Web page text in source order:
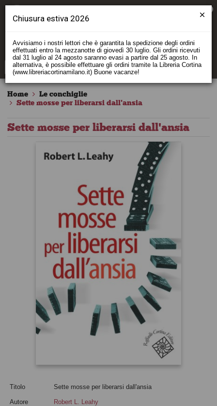
Home
Le conchiglie
Sette mosse per liberarsi dall'ansia
Sette mosse per liberarsi dall'ansia
Titolo Sette mosse per liberarsi dall'ansia
Autore Robert L. Leahy
Chiusura estiva 2026
Avvisiamo i nostri lettori che è garantita la spedizione degli ordini
effettuati entro la mezzanotte di giovedì 30 luglio. Gli ordini ricevuti
dal 31 luglio al 24 agosto saranno evasi a partire dal 25 agosto. In
alternativa, è possibile effettuare gli ordini tramite la Libreria Cortina
(www.libreriacortinamilano.it) Buone vacanze!